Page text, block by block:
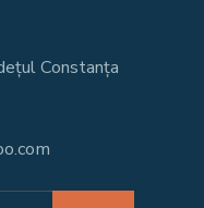
Constanța